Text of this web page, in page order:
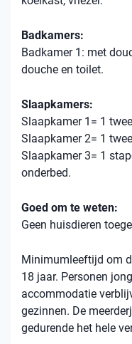
Badkamers:
Badkamer 1: met
douche en toilet.
Slaapkamers:
Slaapkamer 1= 1
Slaapkamer 2= 1
Slaapkamer 3= 1
onderbed.
Goed om te weten:
Geen huisdieren
Minimumleeftijd om
18 jaar. Personen
accommodatie
gezinnen. De
gedurende het hele